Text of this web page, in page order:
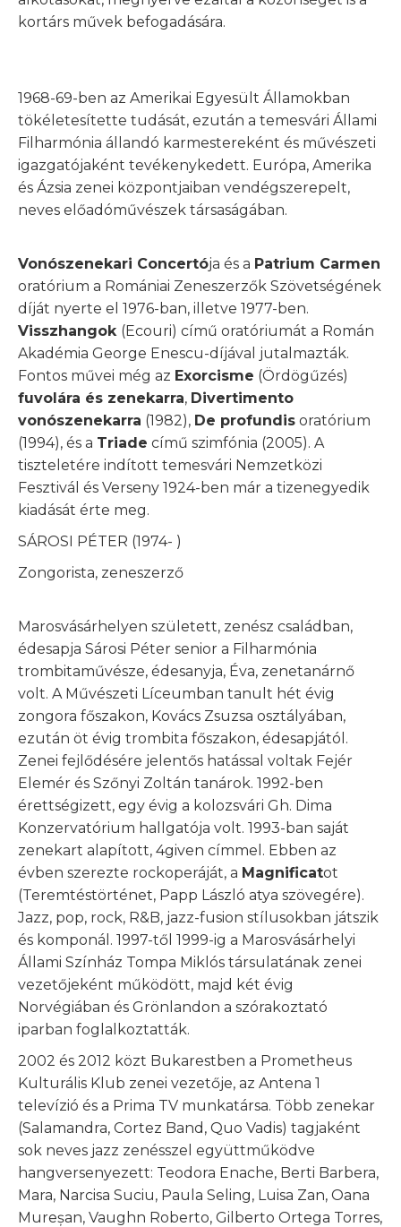
kortárs művek befogadására.
1968-69-ben az Amerikai Egyesült Államokban
tökéletesítette tudását, ezután a temesvári Állami
Filharmónia állandó karmestereként és művészeti
igazgatójaként tevékenykedett. Európa, Amerika
és Ázsia zenei központjaiban vendégszerepelt,
neves előadóművészek társaságában.
Vonószenekari Concertója és a Patrium Carmen
oratórium a Romániai Zeneszerzők Szövetségének
díját nyerte el 1976-ban, illetve 1977-ben.
Visszhangok (Ecouri) című oratóriumát a Román
Akadémia George Enescu-díjával jutalmazták.
Fontos művei még az Exorcisme (Ördögűzés)
fuvolára és zenekarra, Divertimento
vonószenekarra (1982), De profundis oratórium
(1994), és a Triade című szimfónia (2005). A
tiszteletére indított temesvári Nemzetközi
Fesztivál és Verseny 1924-ben már a tizenegyedik
kiadását érte meg.
SÁROSI PÉTER (1974- )
Zongorista, zeneszerző
Marosvásárhelyen született, zenész családban,
édesapja Sárosi Péter senior a Filharmónia
trombitaművésze, édesanyja, Éva, zenetanárnő
volt. A Művészeti Líceumban tanult hét évig
zongora főszakon, Kovács Zsuzsa osztályában,
ezután öt évig trombita főszakon, édesapjától.
Zenei fejlődésére jelentős hatással voltak Fejér
Elemér és Szőnyi Zoltán tanárok. 1992-ben
érettségizett, egy évig a kolozsvári Gh. Dima
Konzervatórium hallgatója volt. 1993-ban saját
zenekart alapított, 4given címmel. Ebben az
évben szerezte rockoperáját, a Magnificatot
(Teremtéstörténet, Papp László atya szövegére).
Jazz, pop, rock, R&B, jazz-fusion stílusokban játszik
és komponál. 1997-től 1999-ig a Marosvásárhelyi
Állami Színház Tompa Miklós társulatának zenei
vezetőjeként működött, majd két évig
Norvégiában és Grönlandon a szórakoztató
iparban foglalkoztatták.
2002 és 2012 közt Bukarestben a Prometheus
Kulturális Klub zenei vezetője, az Antena 1
televízió és a Prima TV munkatársa. Több zenekar
(Salamandra, Cortez Band, Quo Vadis) tagjaként
sok neves jazz zenésszel együttműködve
hangversenyezett: Teodora Enache, Berti Barbera,
Mara, Narcisa Suciu, Paula Seling, Luisa Zan, Oana
Mureșan, Vaughn Roberto, Gilberto Ortega Torres,